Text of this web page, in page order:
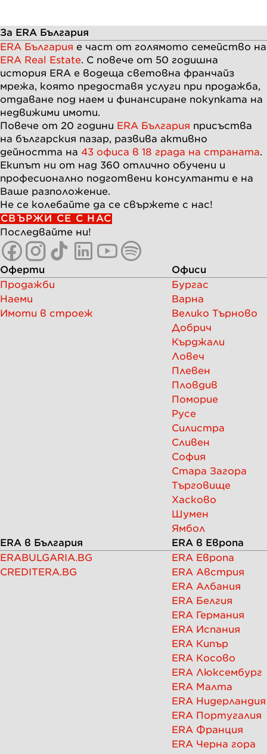
За ERA България
ERA България е част от голямото семейство на
ERA Real Estate. С повече от 50 годишна
история ERA e водеща световна франчайз
мрежа, която предоставя услуги при продажба,
отдаване под наем и финансиране покупката на
недвижими имоти.
Повече от 20 години ERA България присъства
на българския пазар, развива активно
дейността на 43 офиса в 18 града на страната.
Екипът ни от над 360 отлично обучени и
професионално подготвени консултанти е на
Ваше разположение.
Не се колебайте да се свържете с нас!
СВЪРЖИ СЕ С НАС
Последвайте ни!
Оферти
Продажби
Наеми
Имоти в строеж
Офиси
Бургас
Варна
Велико Търново
Добрич
Кърджали
Ловеч
Плевен
Пловдив
Поморие
Русе
Силистра
Сливен
София
Стара Загора
Търговище
Хасково
Шумен
Ямбол
ERA в България
ERABULGARIA.BG
CREDITERA.BG
ERA в Европа
ERA Европа
ERA Австрия
ERA Албания
ERA Белгия
ERA Германия
ERA Испания
ERA Кипър
ERA Косово
ERA Люксембург
ERA Малта
ERA Нидерландия
ERA Португалия
ERA Франция
ERA Черна гора